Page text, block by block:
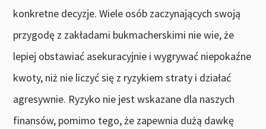
konkretne decyzje. Wiele osób zaczynających swoją
przygodę z zakładami bukmacherskimi nie wie, że
lepiej obstawiać asekuracyjnie i wygrywać niepokaźne
kwoty, niż nie liczyć się z ryzykiem straty i działać
agresywnie. Ryzyko nie jest wskazane dla naszych
finansów, pomimo tego, że zapewnia dużą dawkę